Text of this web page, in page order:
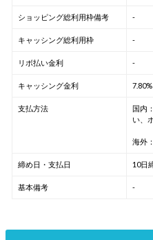
ショッピング総利用枠備考 -
キャッシング総利用枠 -
リボ払い金利 -
キャッシング金利
支払方法
国内
い、
海外
締め日・支払日 10日
基本備考 -